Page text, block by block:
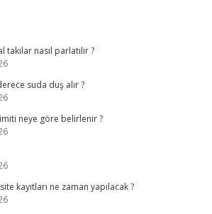
takılar nasıl parlatılır ?
suda duş alır ?
neye göre belirlenir ?
kayıtları ne zaman yapılacak ?